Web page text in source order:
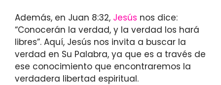
Además, en Juan 8:32, Jesús nos dice:
“Conocerán la verdad, y la verdad los hará
libres”. Aquí, Jesús nos invita a buscar la
verdad en Su Palabra, ya que es a través de
ese conocimiento que encontraremos la
verdadera libertad espiritual.